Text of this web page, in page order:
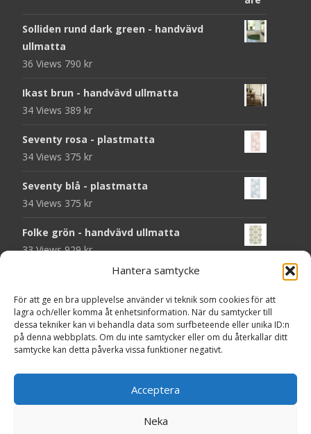
Hantera samtycke
För att ge en bra upplevelse använder vi teknik som cookies för att
lagra och/eller komma åt enhetsinformation. När du samtycker till
dessa tekniker kan vi behandla data som surfbeteende eller unika ID:n
på denna webbplats. Om du inte samtycker eller om du återkallar ditt
samtycke kan detta påverka vissa funktioner negativt.
Acceptera
Neka
Solliden rund dark green - handvävd
ullmatta
36 Views 790 kr
Ikast brun - handvävd ullmatta
34 Views 389 kr
Seventy rosa - plastmatta
34 Views 375 kr
Seventy blå - plastmatta
34 Views 375 kr
Folke grön - handvävd ullmatta
33 Views929kr
Seventy beige - plastmatta
30 Views 375kr
Seventy grön - plastmatta
30 Views375kr
Seventy gul - plastmatta
Cyklon rund taupe - badrumsmatta